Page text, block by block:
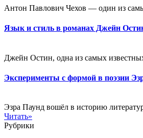
Антон Павлович Чехов — один из
Язык и стиль в романах Джейн
Джейн Остин, одна из самых
Эксперименты с формой в поэзии
Эзра Паунд вошёл в историю
Читать»
Рубрики